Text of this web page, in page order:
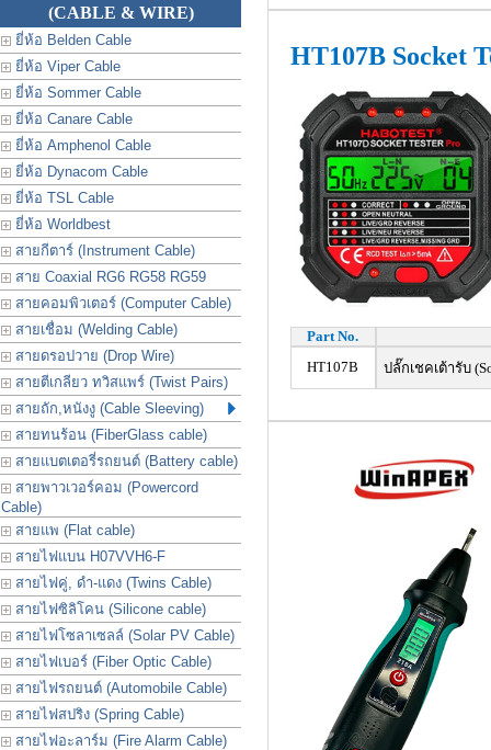
(CABLE & WIRE)
ยี่ห้อ Belden Cable
ยี่ห้อ Viper Cable
ยี่ห้อ Sommer Cable
ยี่ห้อ Canare Cable
ยี่ห้อ Amphenol Cable
ยี่ห้อ Dynacom Cable
ยี่ห้อ TSL Cable
ยี่ห้อ Worldbest
สายกีตาร์ (Instrument Cable)
สาย Coaxial RG6 RG58 RG59
สายคอมพิวเตอร์ (Computer Cable)
สายเชื่อม (Welding Cable)
สายดรอปวาย (Drop Wire)
สายตีเกลียว ทวิสแพร์ (Twist Pairs)
สายถัก,หนังงู (Cable Sleeving)
สายทนร้อน (FiberGlass cable)
สายแบตเตอรี่รถยนต์ (Battery cable)
สายพาวเวอร์คอม (Powercord
Cable)
สายแพ (Flat cable)
สายไฟแบน H07VVH6-F
สายไฟคู่, ดำ-แดง (Twins Cable)
สายไฟซิลิโคน (Silicone cable)
สายไฟโซลาเซลล์ (Solar PV Cable)
สายไฟเบอร์ (Fiber Optic Cable)
สายไฟรถยนต์ (Automobile Cable)
สายไฟสปริง (Spring Cable)
สายไฟอะลาร์ม (Fire Alarm Cable)
HT107B Socket
Part No.
HT107B
ปลั๊กเชคเต้ารับ